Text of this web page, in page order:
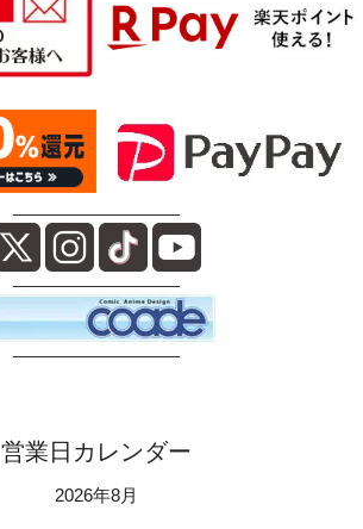
――――――――――
――――――――――
――――――――――
営業日カレンダー
2026年8月